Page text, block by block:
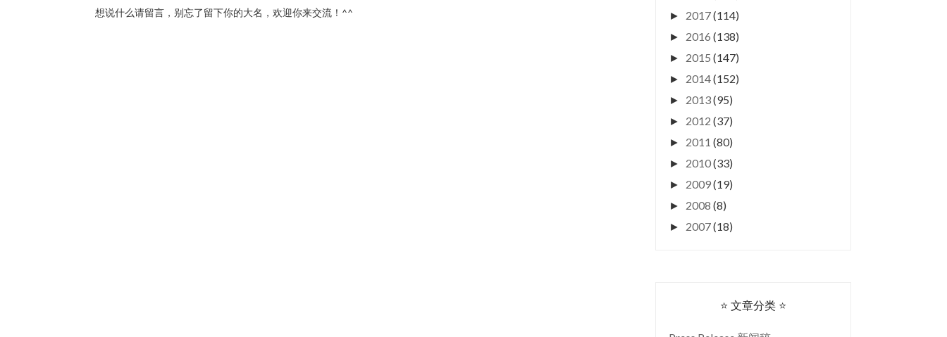
想说什么请留言，别忘了留下你的大名，欢迎你来交流！^^ ► 2017(114)
► 2016 (138)
► 2015 (147)
► 2014(152)
► 2013(95)
► 2012 (37)
► 2011 (80)
► 2010(33)
► 2009(19)
► 2008 (8)
► 2007(18)
⭐ 文章分类 ⭐